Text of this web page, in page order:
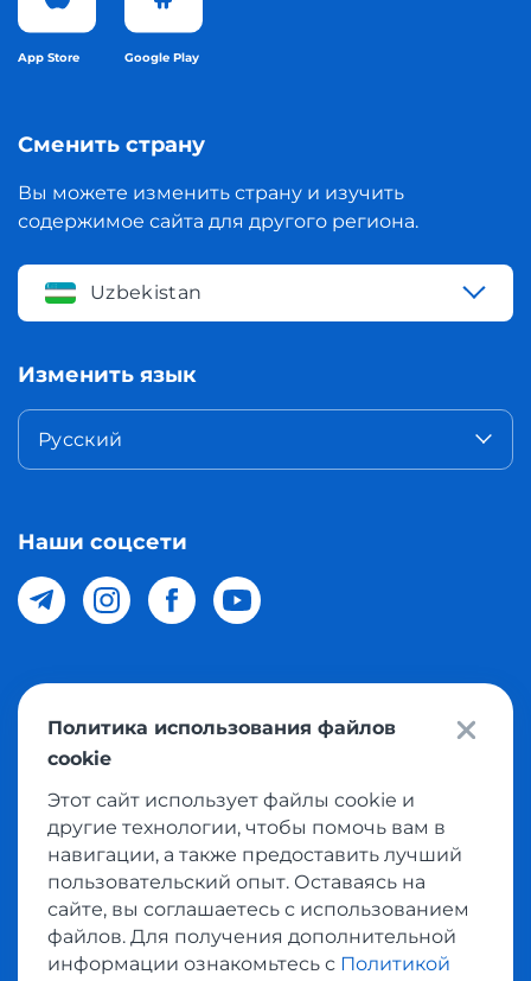
App Store Google Play
Сменить страну
Вы можете изменить страну и изучить
содержимое сайта для другого региона.
Uzbekistan
Изменить язык
Русский
Наши соцсети
© 2026 Meest Shopping доставка покупок с интернет
магазинов мира в Узбекистан. Все права защищены
Политика конфиденциальности
Условия использования сервисом выкупа товаров
Политика использования файлов
cookie
Этот сайт использует файлы cookie и
другие технологии, чтобы помочь вам в
навигации, а также предоставить лучший
пользовательский опыт. Оставаясь на
сайте, вы соглашаетесь с использованием
файлов. Для получения дополнительной
информации ознакомьтесь с Политикой